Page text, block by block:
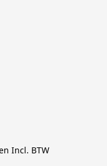
Incl. BTW